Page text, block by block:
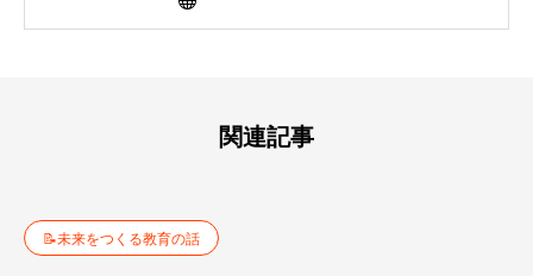
関連記事
📝未来をつくる教育の話